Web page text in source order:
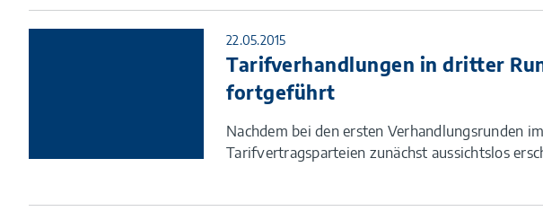
22.05.2015
Tarifverhandlungen in dritter
fortgeführt
Nachdem bei den ersten Verhandlungsrunden
Tarifvertragsparteien zunächst aussichtslos